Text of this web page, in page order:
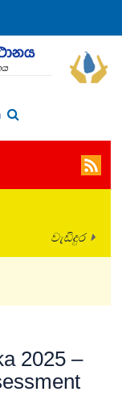
වැඩිදුර
2025 –